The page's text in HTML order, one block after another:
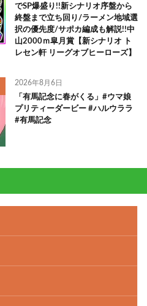
でSP爆盛り!!新シナリオ序盤から
終盤まで立ち回り/ラーメン地域選
択の優先度/サポカ編成も解説!!中
山2000ｍ皐月賞【新シナリオ ト
レセン軒 リーグオブヒーローズ】
2026年8月6日
「有馬記念に春がくる」#ウマ娘
プリティーダービー #ハルウララ
#有馬記念